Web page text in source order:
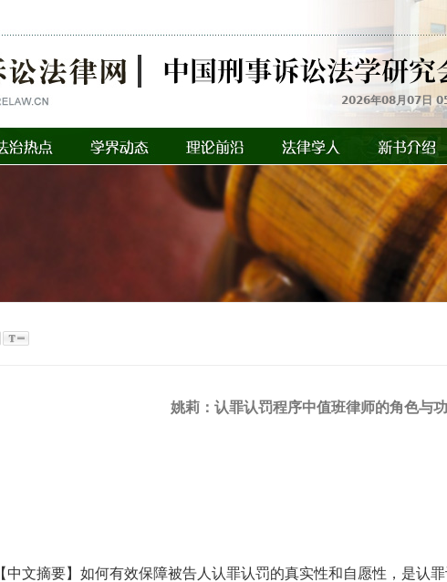
2026年08月07日
姚莉：认罪认罚程序中值班律师的角色与
【中文摘要】如何有效保障被告人认罪认罚的真实性和自愿性，是认